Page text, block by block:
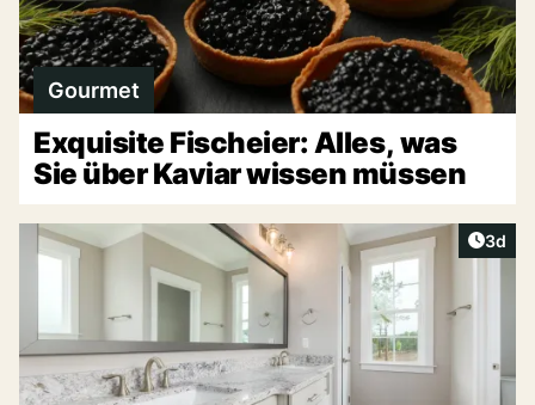
Gourmet
Exquisite Fischeier: Alles, was
Sie über Kaviar wissen müssen
3d